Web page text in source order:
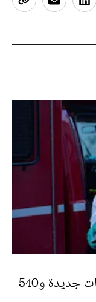
كورونا بالمغرب: تسجيل 844 إصابات جديدة و540